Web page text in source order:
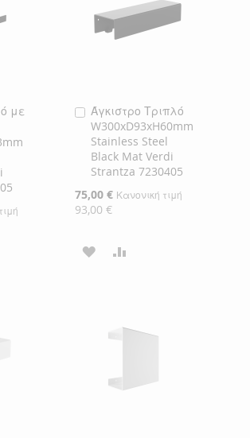
ΕΠΙΘΥΜΙΏΝ
με
Άγκιστρο Τριπλό
W300xD93xH60mm
Stainless Steel
Black Mat Verdi
Strantza 7230405
Ειδική
Τιμή
75,00 € Κανονική τιμή
93,00 €
Προσθήκη
στο
Καλάθι
ΠΡΟΣΘΉΚΗ
ΕΠΙΘΥΜΙΏΝ